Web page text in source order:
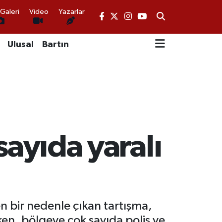
Video Yazarlar
Ulusal Bartın
yaralı
bir nedenle çıkan tartışma,